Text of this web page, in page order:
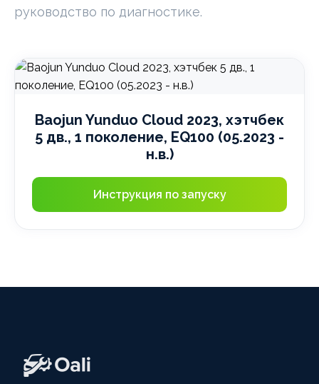
руководство по диагностике.
Baojun Yunduo Cloud 2023, хэтчбек
5 дв., 1 поколение, EQ100 (05.2023 -
н.в.)
Инструкция по запуску